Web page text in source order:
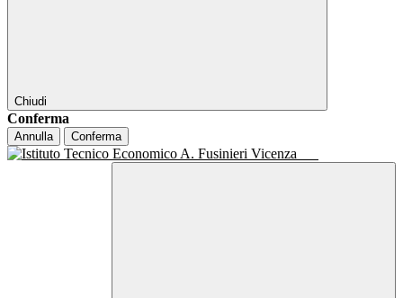
Chiudi
Conferma
Annulla Conferma